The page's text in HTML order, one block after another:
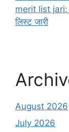
merit list jari:
लिस्ट जारी
August 2026
July 2026